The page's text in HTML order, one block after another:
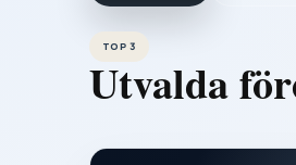
TOP 3
Utvalda